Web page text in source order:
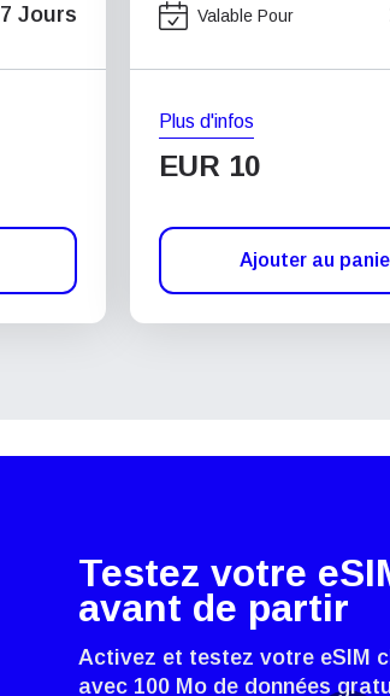
7 Jours Valable Pour
Plus d'infos
EUR 10
Ajouter au
Testez votre
avant de partir
Activez et testez votre eSIM
avec 100 Mo de données